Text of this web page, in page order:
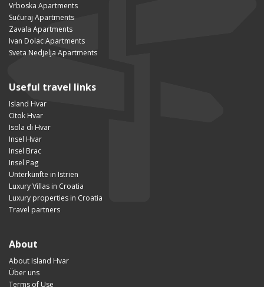
Vrboska Apartments
Sućuraj Apartments
Zavala Apartments
Ivan Dolac Apartments
Sveta Nedjelja Apartments
Useful travel links
Island Hvar
Otok Hvar
Isola di Hvar
Insel Hvar
Insel Brac
Insel Pag
Unterkünfte in Istrien
Luxury Villas in Croatia
Luxury properties in Croatia
Travel partners
About
About Island Hvar
Über uns
Terms of Use